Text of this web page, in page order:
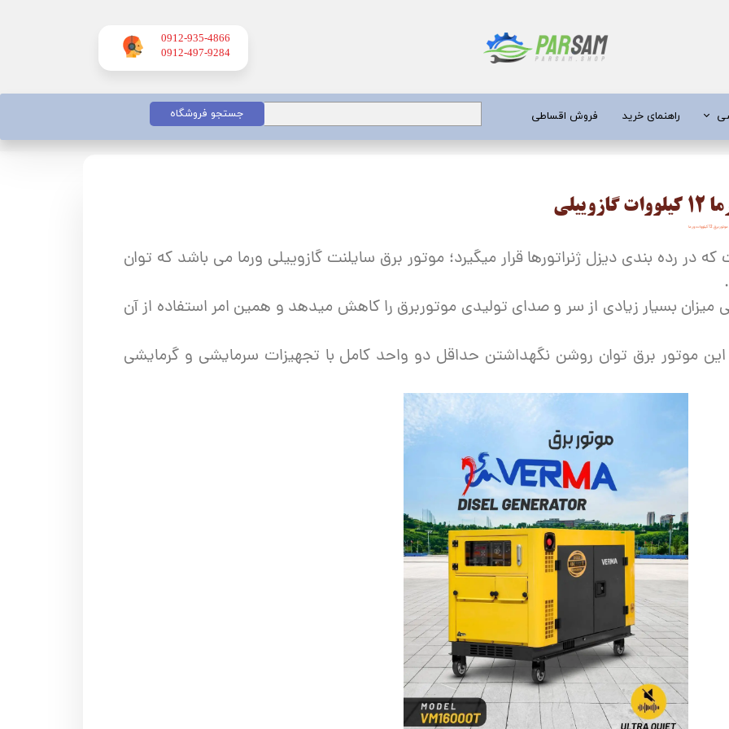
0912-935-4866
​​​​​​​0912-497-9284
عمیق
کش
راهنمای خرید فروش اقساطی جستجو فروشگاه
،موتوربرق 12 کیلووات ورما
در رده بندی دیزل ژنراتورها قرار میگیرد؛ موتور برق سایلنت گازوییلی ورما می باشد که توان
میزان بسیار زیادی از سر و صدای تولیدی موتوربرق را کاهش میدهد و همین امر استفاده از آن
۱۱ کیلووات ورما؛ این موتور برق توان روشن نگهداشتن حداقل دو واحد کامل با تجهیزات سرمایشی و گرمایشی